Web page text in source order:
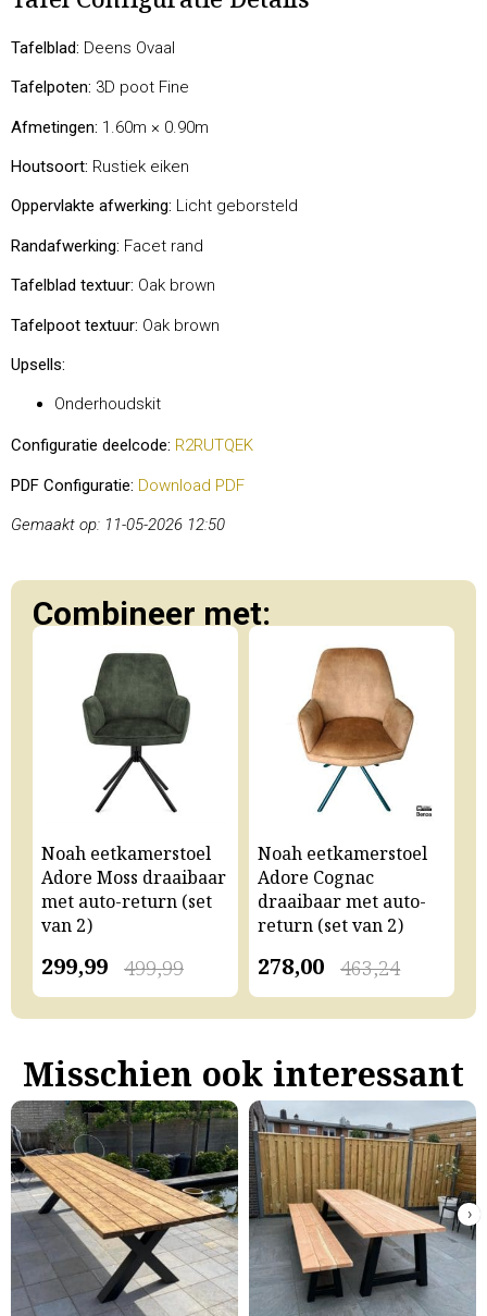
Tafelblad: Deens Ovaal
Tafelpoten: 3D poot Fine
Afmetingen: 1.60m × 0.90m
Houtsoort: Rustiek eiken
Oppervlakte afwerking: Licht geborsteld
Randafwerking: Facet rand
Tafelblad textuur: Oak brown
Tafelpoot textuur: Oak brown
Upsells:
Onderhoudskit
Configuratie deelcode: R2RUTQEK
PDF Configuratie: Download PDF
Gemaakt op: 11-05-2026 12:50
Combineer met:
Noah eetkamerstoel
Adore Moss draaibaar
met auto-return (set
van 2)
499,99
299,99
Noah eetkamerstoel
Adore Cognac
draaibaar met auto-
return (set van 2)
463,24
278,00
Misschien ook interessant
›